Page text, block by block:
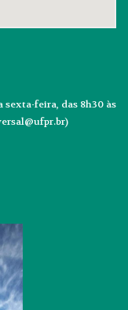
feira, das 8h30 às